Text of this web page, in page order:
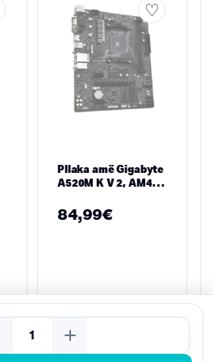
Pllaka amë Gigabyte
A520M K V 2, AM4
84,99€